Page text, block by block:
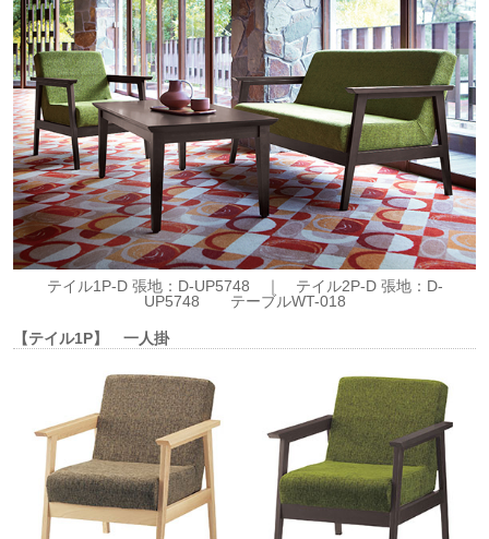
テイル1P-D 張地：D-UP5748 ｜ テイル2P-D 張地：D-
UP5748 テーブルWT-018
【テイル1P】 一人掛